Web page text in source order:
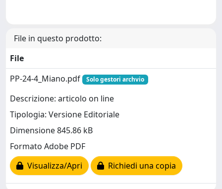
File in questo prodotto:
File
PP-24-4_Miano.pdf
Solo gestori archvio
Descrizione: articolo on line
Tipologia: Versione Editoriale
Dimensione 845.86 kB
Formato Adobe PDF
Visualizza/Apri
Richiedi una copia